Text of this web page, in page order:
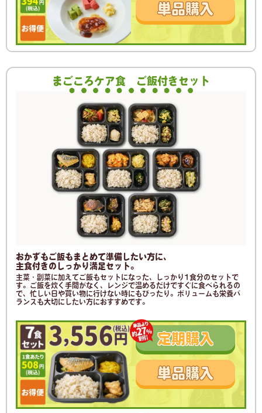
単品購入
まごころケア食 ご飯付きセット
おかずもご飯もまとめて準備したい方に、
主食付きのしっかり満足セット。
主菜・副菜に加えてご飯もセットになった、しっかり1食分のセットで
す。ご飯を炊く手間がなく、レンジで温めるだけですぐに食べられるの
で、忙しい日や買い物に行けない時にもぴったり。ボリュームも栄養バ
ランスも大切にしたい方におすすめです。
定期購入
単品購入